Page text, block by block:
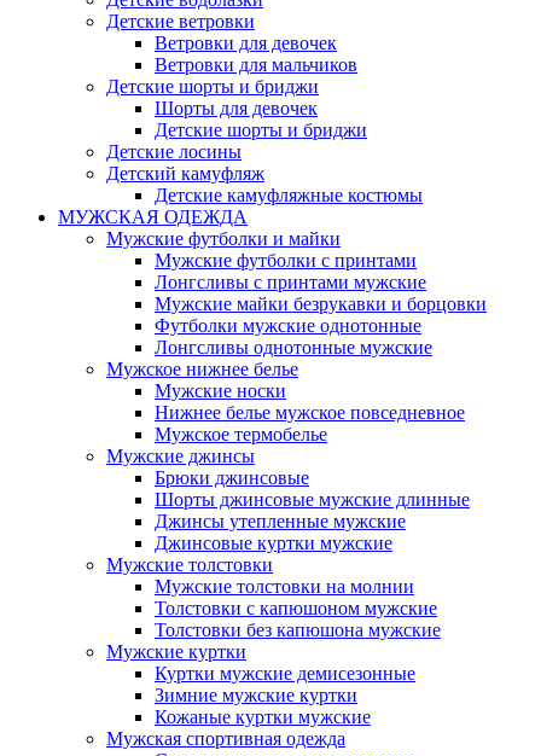
Детские ветровки
Ветровки для девочек
Ветровки для мальчиков
Детские шорты и бриджи
Шорты для девочек
Детские шорты и бриджи
Детские лосины
Детский камуфляж
Детские камуфляжные костюмы
МУЖСКАЯ ОДЕЖДА
Мужские футболки и майки
Мужские футболки с принтами
Лонгсливы с принтами мужские
Мужские майки безрукавки и борцовки
Футболки мужские однотонные
Лонгсливы однотонные мужские
Мужское нижнее белье
Мужские носки
Нижнее белье мужское повседневное
Мужское термобелье
Мужские джинсы
Брюки джинсовые
Шорты джинсовые мужские длинные
Джинсы утепленные мужские
Джинсовые куртки мужские
Мужские толстовки
Мужские толстовки на молнии
Толстовки с капюшоном мужские
Толстовки без капюшона мужские
Мужские куртки
Куртки мужские демисезонные
Зимние мужские куртки
Кожаные куртки мужские
Мужская спортивная одежда